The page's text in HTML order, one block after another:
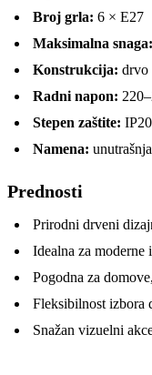
Broj grla: 6 × E27
Maksimalna snaga:
Konstrukcija: drvo
Radni napon:
Stepen zaštite: IP20
Namena:
Prednosti
Prirodni drveni
Idealna za moderne
Pogodna za
Fleksibilnost izbora
Snažan vizuelni